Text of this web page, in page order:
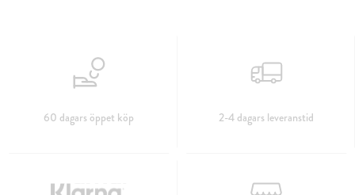
60 dagars öppet köp 2-4 dagars leveranstid